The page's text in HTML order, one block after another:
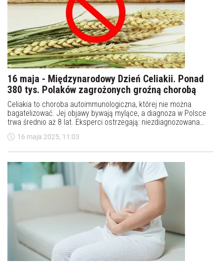
16 maja - Międzynarodowy Dzień Celiakii. Ponad
380 tys. Polaków zagrożonych groźną chorobą
Celiakia to choroba autoimmunologiczna, której nie można
bagatelizować. Jej objawy bywają mylące, a diagnoza w Polsce
trwa średnio aż 8 lat. Eksperci ostrzegają: niezdiagnozowana
celiakia prowadzi do groźnych powikłań. Jedynym ratunkiem jest
ścisła dieta bezglutenowa. 16 maja obchodzimy Międzynarodowy
16 maja 2025, 11:03